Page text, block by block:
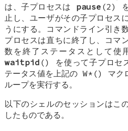
は、子プロセスは pause (2) を
止し、ユーザがその子プロセス
うにする。コマンドライン引き
プロセスは直ちに終了し、コマ
数を終了ステータスとして使
waitpid () を使って子プロセ
テータス値を上記の W*() マク
ループを実行する。
以下のシェルのセッションはこ
したものである。